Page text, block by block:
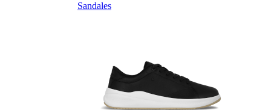
Sandales